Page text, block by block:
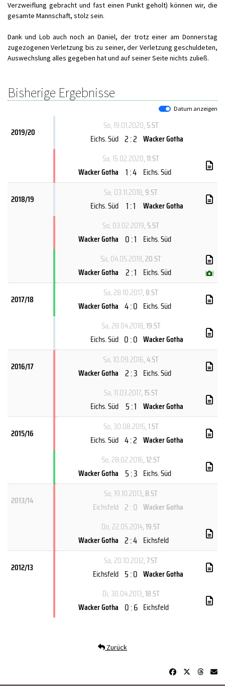
Verzweiflung gebracht und fast einen Punkt geholt) können wir, die
gesamte Mannschaft, stolz sein.
Dank und Lob auch noch an Daniel, der trotz einer am Donnerstag
zugezogenen Verletzung bis zu seiner, der Verletzung geschuldeten,
Auswechslung alles gegeben hat und auf seiner Seite nichts zuließ.
Bisherige Ergebnisse
Datum anzeigen
2019/20
So, 19.01.2020, 5.ST
Eichs. Süd 2 : 2 Wacker Gotha
Sa, 15.02.2020, 11.ST
Wacker Gotha 1 : 4 Eichs. Süd
2018/19
Sa, 03.11.2018, 9.ST
Eichs. Süd 1 : 1
Wacker Gotha
So, 03.02.2019, 5.ST
Wacker Gotha 0 : 1 Eichs. Süd
Sa, 04.05.2019, 20.ST
Wacker Gotha 2 : 1 Eichs. Süd ( )
2017/18
Sa, 28.10.2017, 8.ST
Wacker Gotha 4 : 0 Eichs. Süd
Sa, 28.04.2018, 19.ST
Eichs. Süd 0 : 0 Wacker Gotha
2016/17
Sa, 10.09.2016, 4.ST
Wacker Gotha 2 : 3 Eichs. Süd
Sa, 11.03.2017, 15.ST
Eichs. Süd 5 : 1 Wacker Gotha
2015/16
So, 30.08.2015, 1.ST
Eichs. Süd 4 : 2 Wacker Gotha
So, 28.02.2016, 12.ST
Wacker Gotha 5 : 3 Eichs. Süd
2013/14
Sa, 19.10.2013, 8.ST
Eichsfeld 2 : 0 Wacker Gotha
Do, 22.05.2014, 19.ST
Wacker Gotha 2 : 4 Eichsfeld
2012/13
Sa, 20.10.2012, 7.ST
Eichsfeld 5 : 0 Wacker Gotha
Di, 30.04.2013, 18.ST
Wacker Gotha 0 : 6 Eichsfeld
Zurück